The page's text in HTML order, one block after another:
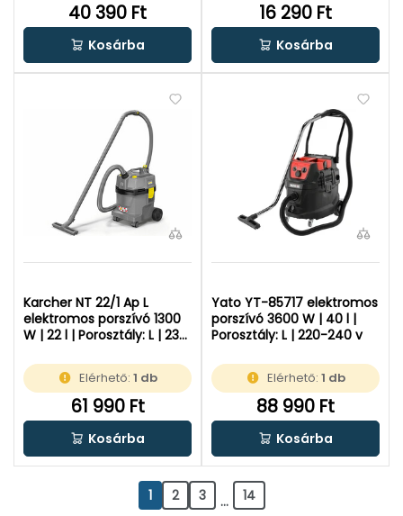
40 390 Ft
Kosárba
16 290 Ft
Kosárba
Karcher NT 22/1 Ap L
elektromos porszívó 1300
W | 22 l | Porosztály: L | 230
Elérhető: 1 db
61 990 Ft
Kosárba
Yato YT-85717 elektromos
porszívó 3600 W | 40 l |
Porosztály: L | 220-240 v
Elérhető: 1 db
88 990 Ft
Kosárba
1 2 3 ... 14